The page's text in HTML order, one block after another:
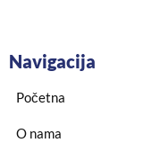
Navigacija
Početna
O nama